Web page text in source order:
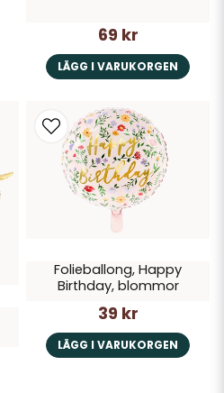
69 kr
LÄGG I VARUKORGEN
Folieballong, Happy
Birthday, blommor
39 kr
LÄGG I VARUKORGEN